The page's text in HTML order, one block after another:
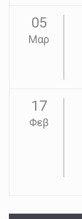
05
Μαρ
17
Φεβ